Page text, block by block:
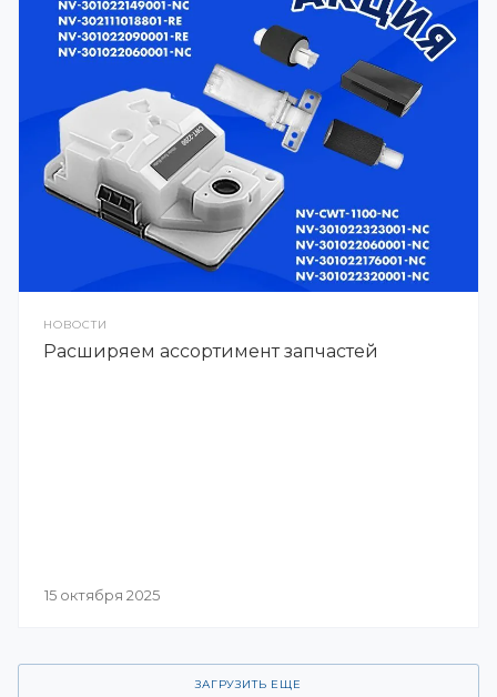
НОВОСТИ
Расширяем ассортимент запчастей
15 октября 2025
ЗАГРУЗИТЬ ЕЩЕ